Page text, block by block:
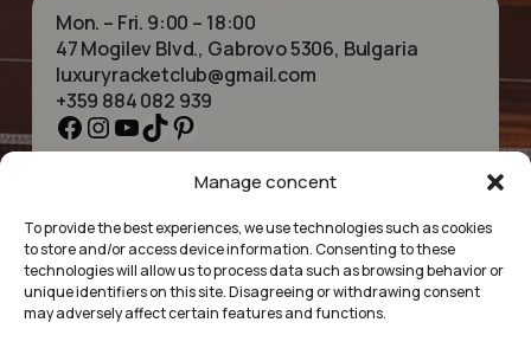
Manage concent
To provide the best experiences, we use technologies such as cookies
to store and/or access device information. Consenting to these
technologies will allow us to process data such as browsing behavior or
unique identifiers on this site. Disagreeing or withdrawing consent
may adversely affect certain features and functions.
Mon. – Fri. 9:00 – 18:00
47 Mogilev Blvd., Gabrovo 5306, Bulgaria
luxuryracketclub@gmail.com
+359 884 082 939
Facebook
Instagram
YouTube
TikTok
Pinterest
ABOUT US
SHOP
CONTACT
COLLECTIONS
BRACELETS
PENDANTS
EARRINGS
ACCESSORIES
PRIVACY POLICY